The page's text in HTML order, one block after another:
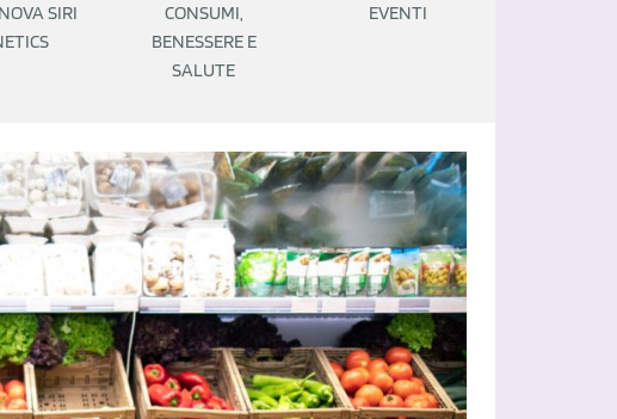
SIRI
CONSUMI,
BENESSERE E
SALUTE
EVENTI